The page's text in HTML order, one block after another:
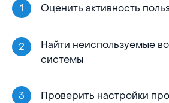
Оценить активность
Найти неиспользуемые
системы
Проверить настройки